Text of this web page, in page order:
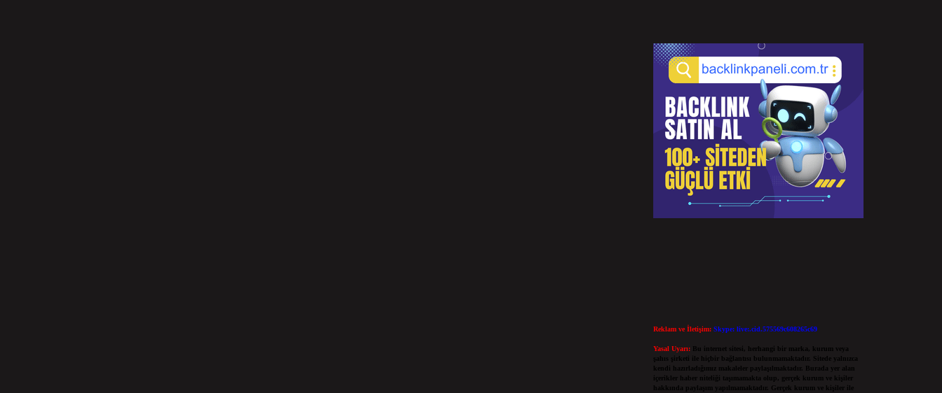
Reklam ve İletişim: Skype: live:.cid.575569c608265c69
Yasal Uyarı:
Bu internet sitesi, herhangi bir marka, kurum veya
şahıs şirketi ile hiçbir bağlantısı bulunmamaktadır. Sitede yalnızca
kendi hazırladığımız makaleler paylaşılmaktadır. Burada yer alan
içerikler haber niteliği taşımamakta olup, gerçek kurum ve kişiler
hakkında paylaşım yapılmamaktadır. Gerçek kurum ve kişiler ile